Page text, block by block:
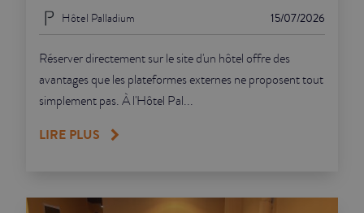
15/07/2026
Hôtel Palladium
Réserver directement sur le site d'un hôtel offre des
avantages que les plateformes externes ne proposent tout
simplement pas. À l'Hôtel Pal...
LIRE PLUS